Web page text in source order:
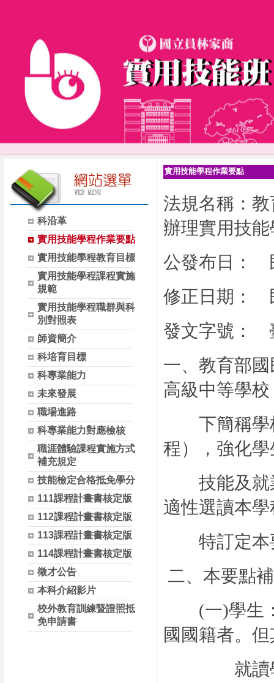
科沿革
實用技能學程作業要點
實用技能學程教育目標
實用技能學程課程實施
規範
實用技能學程職群與科
別對照表
師資簡介
科培育目標
科專業能力
未來發展
職場進路
科專業能力對應檢核
職涯體驗課程實施方式
補充規定
技能檢定合格抵免學分
111課程計畫書核定版
112課程計畫書核定版
113課程計畫書核定版
114課程計畫書核定版
徵才公告
本科介紹影片
校外教育訓練暨證照抵
免申請書
實用技能學程作業要點
法規名稱：
辦理實用技
公發布日：
修正日期：
發文字號：
一、教育部
高級中等學
下簡稱學校
程），強化
技能及就業
適性選讀本
特訂定本
二、本要點
(一)學生
國國籍者。但
就讀學校